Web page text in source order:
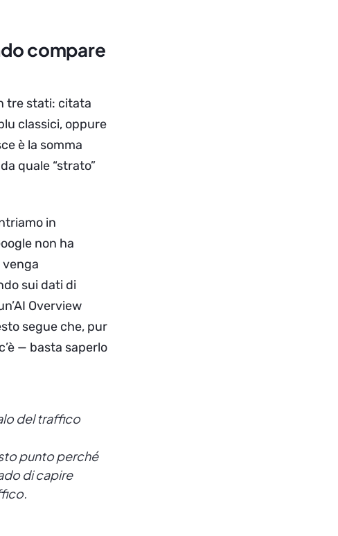
compare
tre stati: citata
classici, oppure
è la somma
quale “strato”
in
non ha
venga
sui dati di
Overview
segue che, pur
— basta saperlo
del traffico
punto perché
di capire